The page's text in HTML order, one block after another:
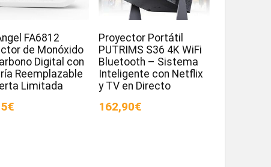
FA6812
de Monóxido
Digital con
Reemplazable
Limitada
Proyector Portátil
PUTRIMS S36 4K WiFi
Bluetooth – Sistema
Inteligente con Netflix
y TV en Directo
162,90€